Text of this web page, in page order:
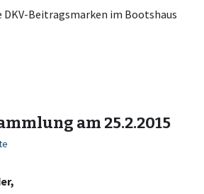
Beitragsmarken im Bootshaus
am 25.2.2015